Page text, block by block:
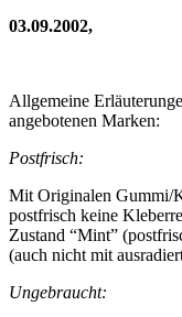
mit
03.09.2002,
Allgemeine
angebotenen Marken:
Postfrisch:
Mit Originalen Gummi/
postfrisch keine
Zustand “Mint”
(auch nicht mit
Ungebraucht: